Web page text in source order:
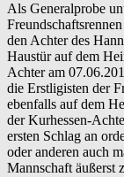
Als Generalprobe
den Achter des
Haustür auf dem
Achter am
die Erstligisten der
ebenfalls auf dem
der Kurhessen-
ersten Schlag an
oder anderen auch
Mannschaft äußerst